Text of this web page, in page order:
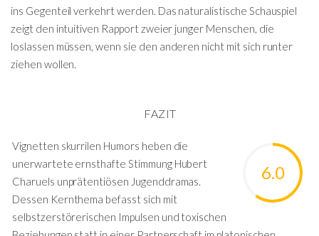
ins Gegenteil verkehrt werden. Das naturalistische Schauspiel
zeigt den intuitiven Rapport zweier junger Menschen, die
loslassen müssen, wenn sie den anderen nicht mit sich runter
ziehen wollen.
FAZIT
6.0
Vignetten skurrilen Humors heben die
unerwartete ernsthafte Stimmung Hubert
Charuels unprätentiösen Jugenddramas.
Dessen Kernthema befasst sich mit
selbstzerstörerischen Impulsen und toxischen